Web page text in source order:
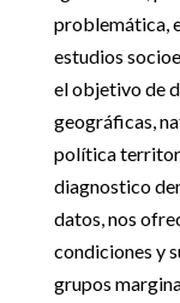
problemática,
estudios
el objetivo de
geográficas,
política
diagnostico
datos, nos
condiciones y
grupos